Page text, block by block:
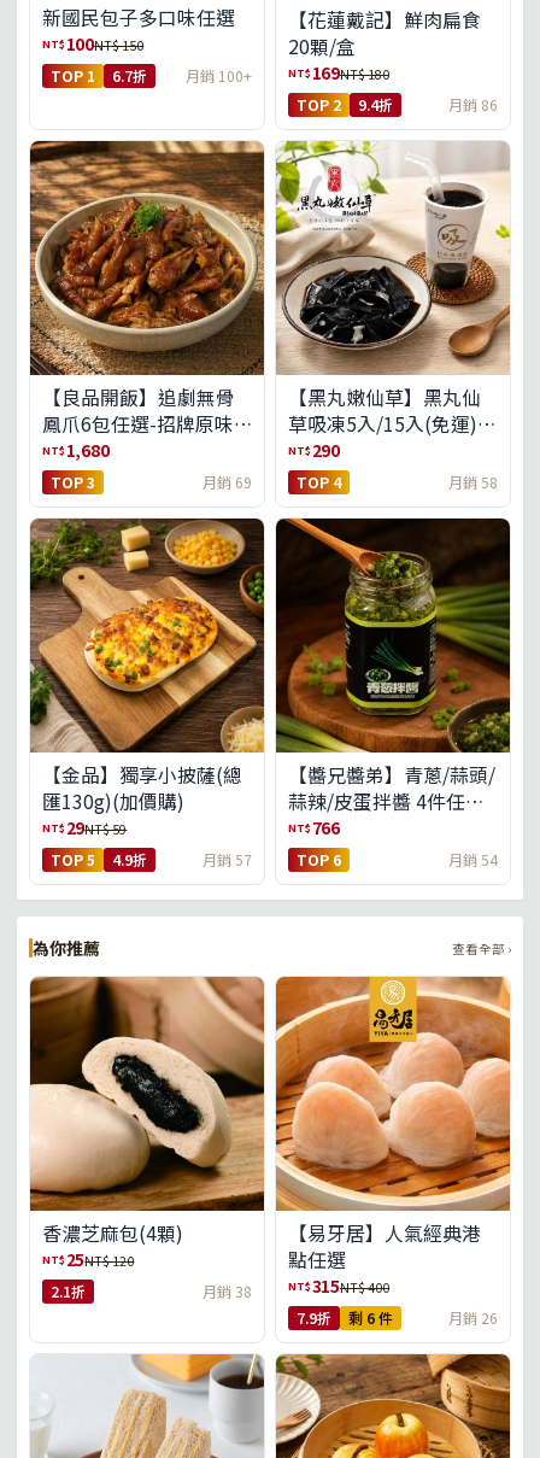
新國民包子多口味任選
NT$ 100NT$ 150
TOP 1 6.7折 月銷 100+
【花蓮戴記】鮮肉扁食
20顆/盒
NT$ 169NT$ 180
TOP 2 9.4折 月銷 86
【良品開飯】追劇無骨
鳳爪6包任選-招牌原味/
濃濃蒜香/過癮麻辣(免運
組)
NT$ 1,680
TOP 3 月銷 69
【黑丸嫩仙草】黑丸仙
草吸凍5入/15入(免運)
(預購中8/14出貨)
NT$ 290
TOP 4 月銷 58
【金品】獨享小披薩(總
匯130g)(加價購)
NT$ 29NT$ 59
TOP 5 4.9折 月銷 57
【醬兄醬弟】青蔥/蒜頭/
蒜辣/皮蛋拌醬 4件任選
(免運組)
NT$ 766
TOP 6 月銷 54
為你推薦 查看全部 ›
香濃芝麻包(4顆)
NT$ 25NT$ 120
2.1折 月銷 38
【易牙居】人氣經典港
點任選
NT$315NT$ 400
7.9折 剩 6 件 月銷 26